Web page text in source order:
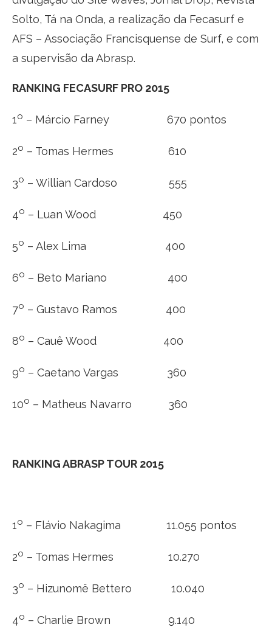
Solto, Tá na Onda, a realização da Fecasurf e
AFS – Associação Francisquense de Surf, e com
a supervisão da Abrasp.
RANKING FECASURF PRO 2015
1o – Márcio Farney 670 pontos
2o – Tomas Hermes 610
3o – Willian Cardoso 555
4o – Luan Wood 450
5o – Alex Lima 400
6o – Beto Mariano 400
7o – Gustavo Ramos 400
8o – Cauê Wood 400
9o – Caetano Vargas 360
10o – Matheus Navarro 360
RANKING ABRASP TOUR 2015
1o – Flávio Nakagima 11.055 pontos
2o – Tomas Hermes 10.270
3o – Hizunomê Bettero 10.040
4o – Charlie Brown 9.140